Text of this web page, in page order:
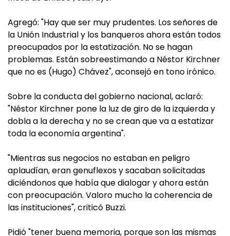
Agregó: "Hay que ser muy prudentes. Los señores de
la Unión Industrial y los banqueros ahora están todos
preocupados por la estatización. No se hagan
problemas. Están sobreestimando a Néstor Kirchner
que no es (Hugo) Chávez", aconsejó en tono irónico.
Sobre la conducta del gobierno nacional, aclaró:
"Néstor Kirchner pone la luz de giro de la izquierda y
dobla a la derecha y no se crean que va a estatizar
toda la economía argentina".
"Mientras sus negocios no estaban en peligro
aplaudían, eran genuflexos y sacaban solicitadas
diciéndonos que había que dialogar y ahora están
con preocupación. Valoro mucho la coherencia de
las instituciones", criticó Buzzi.
Pidió "tener buena memoria, porque son las mismas